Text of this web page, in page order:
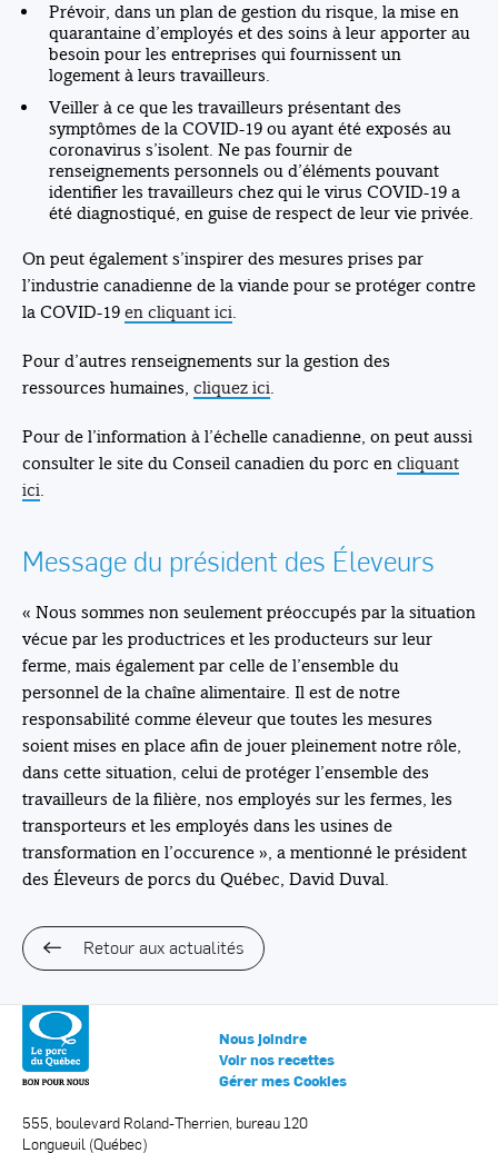
Prévoir, dans un plan de gestion du risque, la mise en
quarantaine d’employés et des soins à leur apporter au
besoin pour les entreprises qui fournissent un
logement à leurs travailleurs.
Veiller à ce que les travailleurs présentant des
symptômes de la COVID-19 ou ayant été exposés au
coronavirus s’isolent. Ne pas fournir de
renseignements personnels ou d’éléments pouvant
identifier les travailleurs chez qui le virus COVID-19 a
été diagnostiqué, en guise de respect de leur vie privée.
On peut également s’inspirer des mesures prises par
l’industrie canadienne de la viande pour se protéger contre
la COVID-19 en cliquant ici.
Pour d’autres renseignements sur la gestion des
ressources humaines, cliquez ici.
Pour de l’information à l’échelle canadienne, on peut aussi
consulter le site du Conseil canadien du porc en cliquant
ici.
Message du président des Éleveurs
« Nous sommes non seulement préoccupés par la situation
vécue par les productrices et les producteurs sur leur
ferme, mais également par celle de l’ensemble du
personnel de la chaîne alimentaire. Il est de notre
responsabilité comme éleveur que toutes les mesures
soient mises en place afin de jouer pleinement notre rôle,
dans cette situation, celui de protéger l’ensemble des
travailleurs de la filière, nos employés sur les fermes, les
transporteurs et les employés dans les usines de
transformation en l’occurence », a mentionné le président
des Éleveurs de porcs du Québec, David Duval.
Retour aux actualités
555, boulevard Roland-Therrien, bureau 120
Longueuil (Québec)
Nous joindre
Voir nos recettes
Gérer mes Cookies